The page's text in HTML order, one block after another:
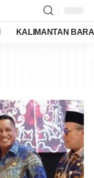
KALIMANTAN